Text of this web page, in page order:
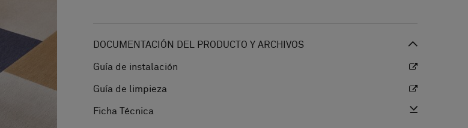
DOCUMENTACIÓN DEL PRODUCTO Y ARCHIVOS
Guía de instalación
Guía de limpieza
Ficha Técnica